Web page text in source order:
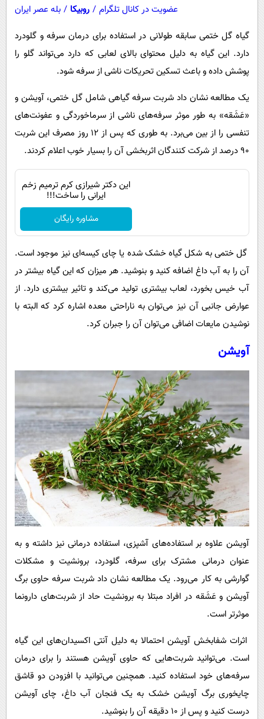
عضویت در کانال تلگرام / روبیکا / بله عصر ایران
گیاه گل ختمی سابقه طولانی در استفاده برای درمان سرفه و گلودرد
دارد. این گیاه به دلیل محتوای بالای لعابی که دارد می‌تواند گلو را
پوشش داده و باعث تسکین تحریکات ناشی از سرفه شود.
یک مطالعه نشان داد شربت سرفه گیاهی شامل گل ختمی، آویشن و
«عَشَقه» به طور موثر سرفه‌های ناشی از سرماخوردگی و عفونت‌های
تنفسی را از بین می‌برد. به طوری که پس از ۱۲ روز مصرف این شربت
۹۰ درصد از شرکت کنندگان اثربخشی آن را بسیار خوب اعلام کردند.
این دکتر شیرازی کرم ترمیم زخم
ایرانی را ساخت!!!
مشاوره رایگان
گل ختمی به شکل گیاه خشک شده یا چای کیسه‌ای نیز موجود است.
آن را به آب داغ اضافه کنید و بنوشید. هر میزان که این گیاه بیشتر در
آب خیس بخورد، لعاب بیشتری تولید می‌کند و تاثیر بیشتری دارد. از
عوارض جانبی آن نیز می‌توان به ناراحتی معده اشاره کرد که البته با
نوشیدن مایعات اضافی می‌توان آن را جبران کرد.
آویشن
آویشن علاوه بر استفاده‌های آشپزی، استفاده درمانی نیز داشته و به
عنوان درمانی مشترک برای سرفه، گلودرد، برونشیت و مشکلات
گوارشی به کار می‌رود. یک مطالعه نشان داد شربت سرفه حاوی برگ
آویشن و عَشَقه در افراد مبتلا به برونشیت حاد از شربت‌های دارونما
موثرتر است.
اثرات شفابخش آویشن احتمالا به دلیل آنتی اکسیدان‌های این گیاه
است. می‌توانید شربت‌هایی که حاوی آویشن هستند را برای درمان
سرفه‌های خود استفاده کنید. همچنین می‌توانید با افزودن دو قاشق
چایخوری برگ آویشن خشک به یک فنجان آب داغ، چای آویشن
درست کنید و پس از ۱۰ دقیقه آن را بنوشید.